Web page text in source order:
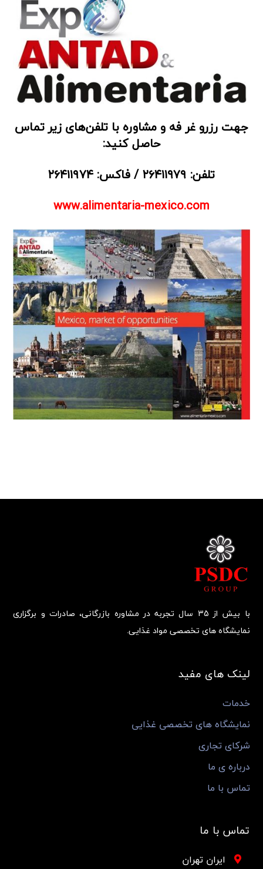
جهت رزرو غر فه و مشاوره با تلفن‌های زیر تماس
حاصل کنید:
تلفن: ۲۶۴۱۱۹۷۹ / فاکس:۲۶۴۱۱۹۷۴
www.alimentaria-mexico.com
با بیش از 35 سال تجربه در مشاوره بازرگانی، صادرات و برگزاری
نمایشگاه های تخصصی مواد غذایی.
لینک های مفید
خدمات
نمایشگاه های تخصصی غذایی
شرکای تجاری
درباره ی ما
تماس با ما
تماس با ما
ایران تهران